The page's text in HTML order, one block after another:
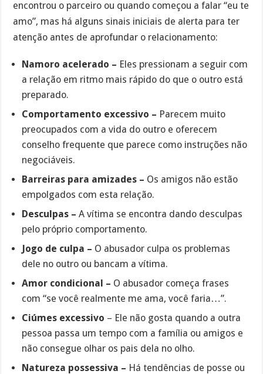
encontrou o parceiro ou quando começou a falar “eu te
amo”, mas há alguns sinais iniciais de alerta para ter
atenção antes de aprofundar o relacionamento:
Namoro acelerado – Eles pressionam a seguir com
a relação em ritmo mais rápido do que o outro está
preparado.
Comportamento excessivo – Parecem muito
preocupados com a vida do outro e oferecem
conselho frequente que parece como instruções não
negociáveis.
Barreiras para amizades – Os amigos não estão
empolgados com esta relação.
Desculpas – A vítima se encontra dando desculpas
pelo próprio comportamento.
Jogo de culpa – O abusador culpa os problemas
dele no outro ou bancam a vítima.
Amor condicional – O abusador começa frases
com “se você realmente me ama, você faria…”.
Ciúmes excessivo – Ele não gosta quando a outra
pessoa passa um tempo com a família ou amigos e
não consegue olhar os pais dela no olho.
Natureza possessiva – Há tendências de posse ou